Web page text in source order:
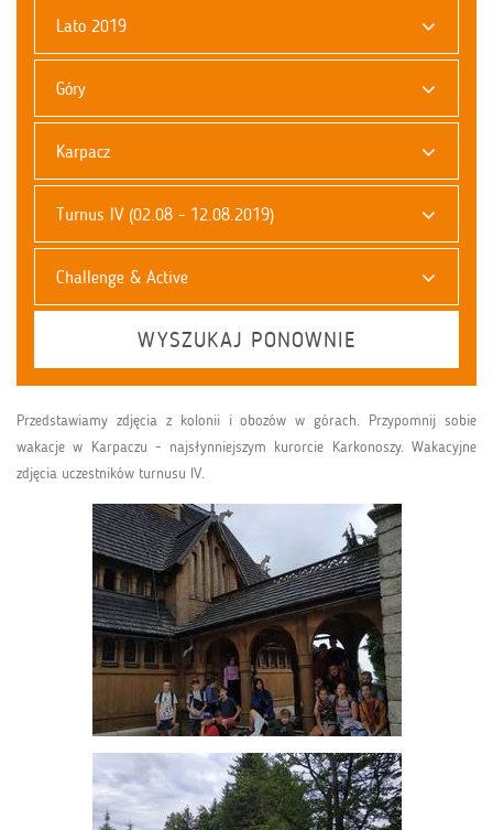
Lato 2019
Góry
Karpacz
Turnus IV (02.08 - 12.08.2019)
Challenge & Active
WYSZUKAJ PONOWNIE
Przedstawiamy zdjęcia z kolonii i obozów w górach. Przypomnij sobie
wakacje w Karpaczu - najsłynniejszym kurorcie Karkonoszy. Wakacyjne
zdjęcia uczestników turnusu IV.